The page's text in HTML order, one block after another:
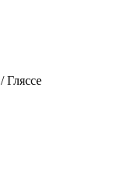
/ Гляссе